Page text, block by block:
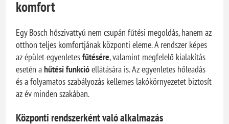
komfort
Egy Bosch hőszivattyú nem csupán fűtési megoldás, hanem az
otthon teljes komfortjának központi eleme. A rendszer képes
az épület egyenletesfűtésére, valamint megfelelő kialakítás
esetén ahűtési funkcióellátására is. Az egyenletes hőleadás
és a folyamatos szabályozás kellemes lakókörnyezetet biztosít
az év minden szakában.
Központi rendszerként való alkalmazás